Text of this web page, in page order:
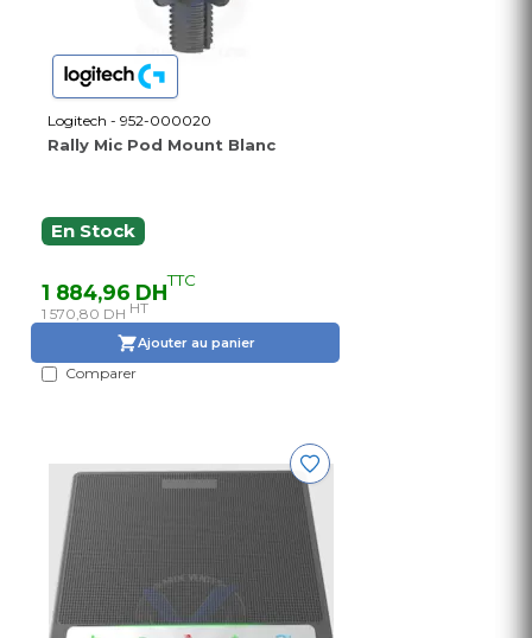
Logitech - 952-000020
Rally Mic Pod Mount Blanc
En Stock
1 884,96 DHTTC
1 570,80 DH HT
Ajouter au panier
Comparer